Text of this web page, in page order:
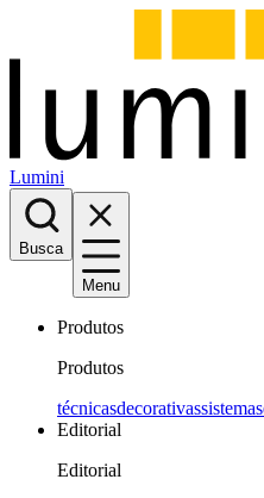
Lumini
Busca
Menu
Produtos
Produtos
técnicasdecorativassistemas
Editorial
Editorial